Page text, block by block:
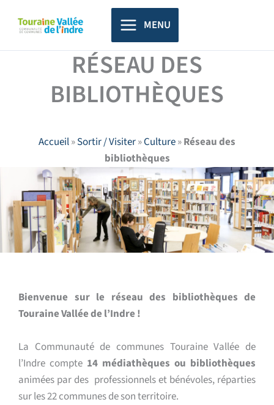
principal
MENU
RÉSEAU DES
BIBLIOTHÈQUES
Accueil»Sortir / Visiter»Culture»Réseau des
bibliothèques
Bienvenue sur le réseau des bibliothèques de
Touraine Vallée de l’Indre !
La Communauté de communes Touraine Vallée de
l’Indre compte 14 médiathèques ou bibliothèques
animées par des professionnels et bénévoles, réparties
sur les 22 communes de son territoire.